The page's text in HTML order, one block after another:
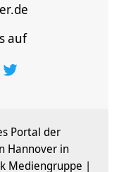
auf
Portal der
Hannover in
Mediengruppe |